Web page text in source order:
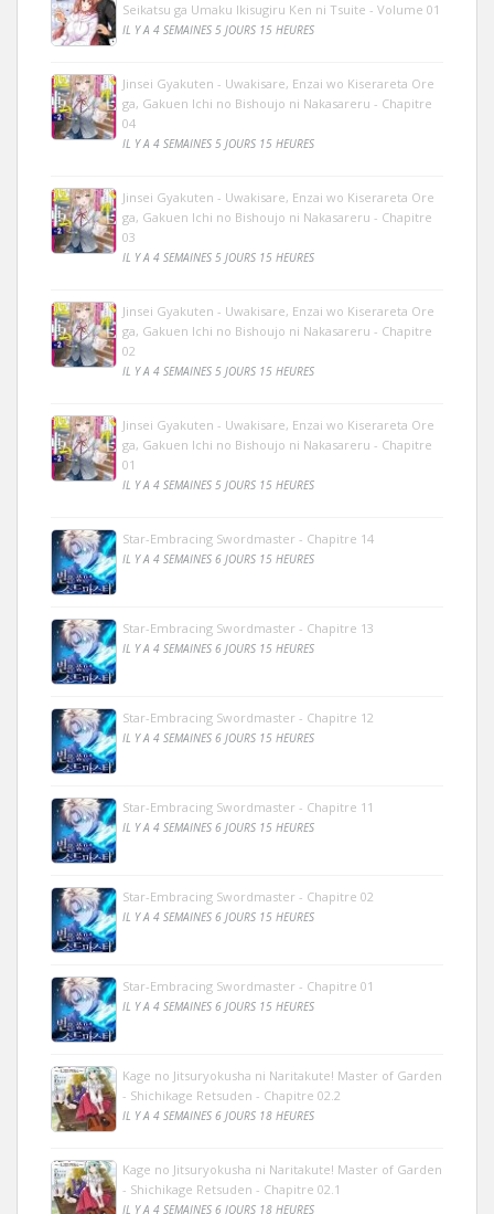
Seikatsu ga Umaku Ikisugiru Ken ni Tsuite - Volume 01
IL Y A 4 SEMAINES 5 JOURS 15 HEURES
Jinsei Gyakuten - Uwakisare, Enzai wo Kiserareta Ore
ga, Gakuen Ichi no Bishoujo ni Nakasareru - Chapitre
04
IL Y A 4 SEMAINES 5 JOURS 15 HEURES
Jinsei Gyakuten - Uwakisare, Enzai wo Kiserareta Ore
ga, Gakuen Ichi no Bishoujo ni Nakasareru - Chapitre
03
IL Y A 4 SEMAINES 5 JOURS 15 HEURES
Jinsei Gyakuten - Uwakisare, Enzai wo Kiserareta Ore
ga, Gakuen Ichi no Bishoujo ni Nakasareru - Chapitre
02
IL Y A 4 SEMAINES 5 JOURS 15 HEURES
Jinsei Gyakuten - Uwakisare, Enzai wo Kiserareta Ore
ga, Gakuen Ichi no Bishoujo ni Nakasareru - Chapitre
01
IL Y A 4 SEMAINES 5 JOURS 15 HEURES
Star-Embracing Swordmaster - Chapitre 14
IL Y A 4 SEMAINES 6 JOURS 15 HEURES
Star-Embracing Swordmaster - Chapitre 13
IL Y A 4 SEMAINES 6 JOURS 15 HEURES
Star-Embracing Swordmaster - Chapitre 12
IL Y A 4 SEMAINES 6 JOURS 15 HEURES
Star-Embracing Swordmaster - Chapitre 11
IL Y A 4 SEMAINES 6 JOURS 15 HEURES
Star-Embracing Swordmaster - Chapitre 02
IL Y A 4 SEMAINES 6 JOURS 15 HEURES
Star-Embracing Swordmaster - Chapitre 01
IL Y A 4 SEMAINES 6 JOURS 15 HEURES
Kage no Jitsuryokusha ni Naritakute! Master of Garden
- Shichikage Retsuden - Chapitre 02.2
IL Y A 4 SEMAINES 6 JOURS 18 HEURES
Kage no Jitsuryokusha ni Naritakute! Master of Garden
- Shichikage Retsuden - Chapitre 02.1
IL Y A 4 SEMAINES 6 JOURS 18 HEURES